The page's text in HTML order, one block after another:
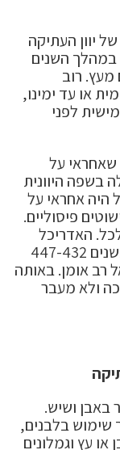
יוון העתיקה
במהלך השנים
מעץ. רוב
או עד ימינו,
לפני
שאחראי על
בשפה היוונית
היה אחראי על
פיסוליים.
האדריכל
איקטינוס שבנה את הפרנתון באתונה בשנים 447-432
רב אומן. באותה
ולא מעבר
באבן ושיש.
שימוש בלבנים,
עץ וגמלונים